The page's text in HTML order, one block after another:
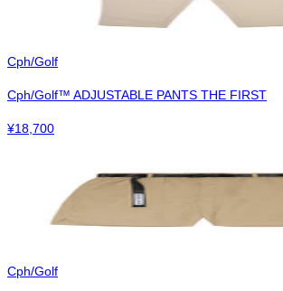
Cph/Golf
Cph/Golf™︎ ADJUSTABLE PANTS THE FIRST
¥18,700
Cph/Golf